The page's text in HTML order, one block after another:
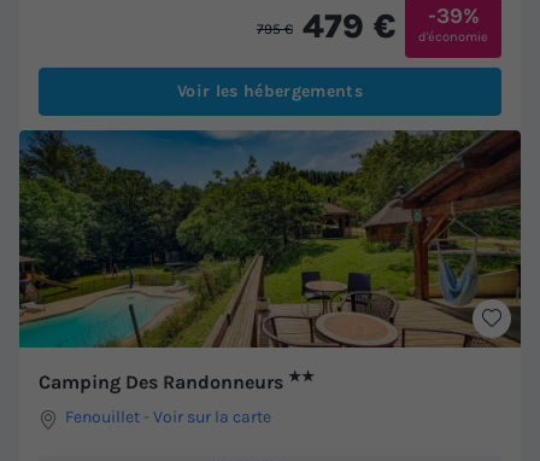
795 € 479 € -39%
d'économie
Voir les hébergements
Camping Des Randonneurs ★★
Fenouillet -Voir sur la carte